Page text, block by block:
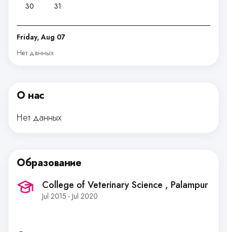
30 31
Friday, Aug 07
Нет данных
О нас
Нет данных
Образование
College of Veterinary Science , Palampur
Jul 2015 - Jul 2020